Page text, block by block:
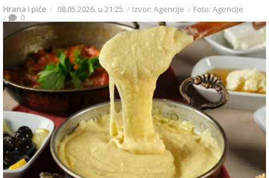
Hrana i piće 08.05.2026. u 21:25 Izvor: Agencije Foto: Agencije
0